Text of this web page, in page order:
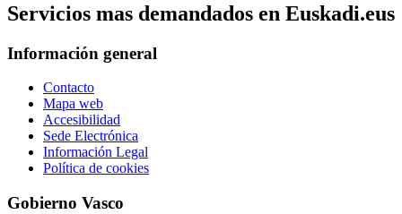
Servicios mas demandados en Euskadi.eus
Información general
Contacto
Mapa web
Accesibilidad
Sede Electrónica
Información Legal
Política de cookies
Gobierno Vasco